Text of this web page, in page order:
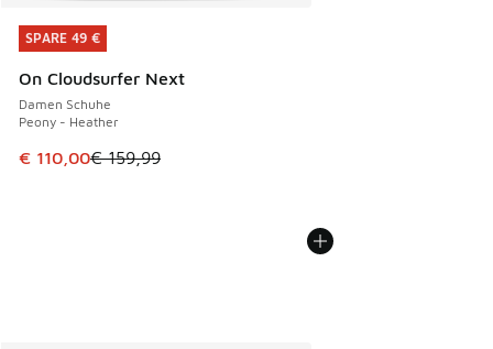
SPARE 49 €
On Cloudsurfer Next
Damen Schuhe
Peony - Heather
Dieser Artikel ist im Sale. Der Preis ist von € 159,99 auf €
€ 110,00€ 159,99
SPARE 49 €